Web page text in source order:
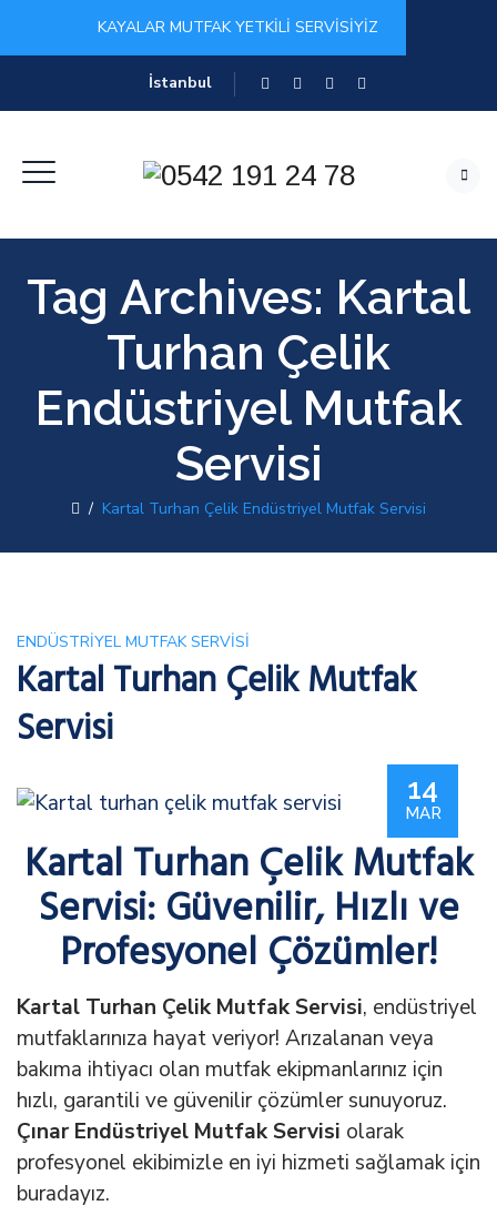
KAYALAR MUTFAK YETKİLİ SERVİSİYİZ
İstanbul
Tag Archives: Kartal
Turhan Çelik
Endüstriyel Mutfak
Servisi
/ Kartal Turhan Çelik Endüstriyel Mutfak Servisi
ENDÜSTRIYEL MUTFAK SERVISI
Kartal Turhan Çelik Mutfak
Servisi
14
MAR
Kartal Turhan Çelik Mutfak
Servisi: Güvenilir, Hızlı ve
Profesyonel Çözümler!
Kartal Turhan Çelik Mutfak Servisi, endüstriyel
mutfaklarınıza hayat veriyor! Arızalanan veya
bakıma ihtiyacı olan mutfak ekipmanlarınız için
hızlı, garantili ve güvenilir çözümler sunuyoruz.
Çınar Endüstriyel Mutfak Servisi olarak
profesyonel ekibimizle en iyi hizmeti sağlamak için
buradayız.